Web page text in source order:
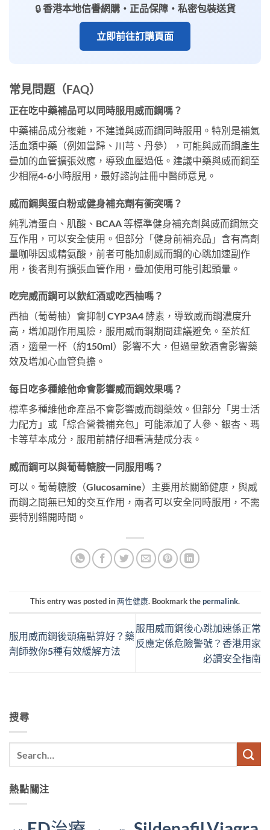
🔒香港本地信譽網購・正品保障・私密包裝送貨
立即前往訂購頁面
常見問題（FAQ）
正在吃中藥補品可以同時服用威而鋼嗎？
中藥補品成分複雜，不建議與威而鋼同時服用。特別是補氣
活血類中藥（例如當歸、川芎、丹參），可能與威而鋼產生
疊加的血管擴張效應，導致血壓過低。建議中藥與威而鋼至
少相隔4-6小時服用，最好諮詢註冊中醫師意見。
威而鋼與蛋白粉或健身補充劑有衝突嗎？
純乳清蛋白、肌酸、BCAA 等標準健身補充劑與威而鋼無交
互作用，可以安全使用。但部分「健身前補充品」含有高劑
量咖啡因或精氨酸，前者可能加劇威而鋼的心跳加速副作
用，後者則有擴張血管作用，疊加使用可能引起頭暈。
吃完威而鋼可以飲紅酒或吃西柚嗎？
西柚（葡萄柚）會抑制 CYP3A4 酵素，導致威而鋼濃度升
高，增加副作用風險，服用威而鋼期間建議避免。至於紅
酒，適量一杯（約150ml）影響不大，但過量飲酒會影響藥
效及增加心血管負擔。
每日吃多種維他命會影響威而鋼效果嗎？
標準多種維他命產品不會影響威而鋼藥效。但部分「男士活
力配方」或「綜合營養補充包」可能添加了人參、銀杏、瑪
卡等草本成分，服用前請仔細看清楚成分表。
威而鋼可以與葡萄糖胺一同服用嗎？
可以。葡萄糖胺（Glucosamine）主要用於關節健康，與威
而鋼之間無已知的交互作用，兩者可以安全同時服用，不需
要特別錯開時間。
This entry was posted in两性健康. Bookmark thepermalink.
服用威而鋼後頭痛點算好？藥
劑師教你5種有效緩解方法
服用威而鋼後心跳加速係正常
反應定係危險警號？香港用家
必讀安全指南
搜尋
熱點關注